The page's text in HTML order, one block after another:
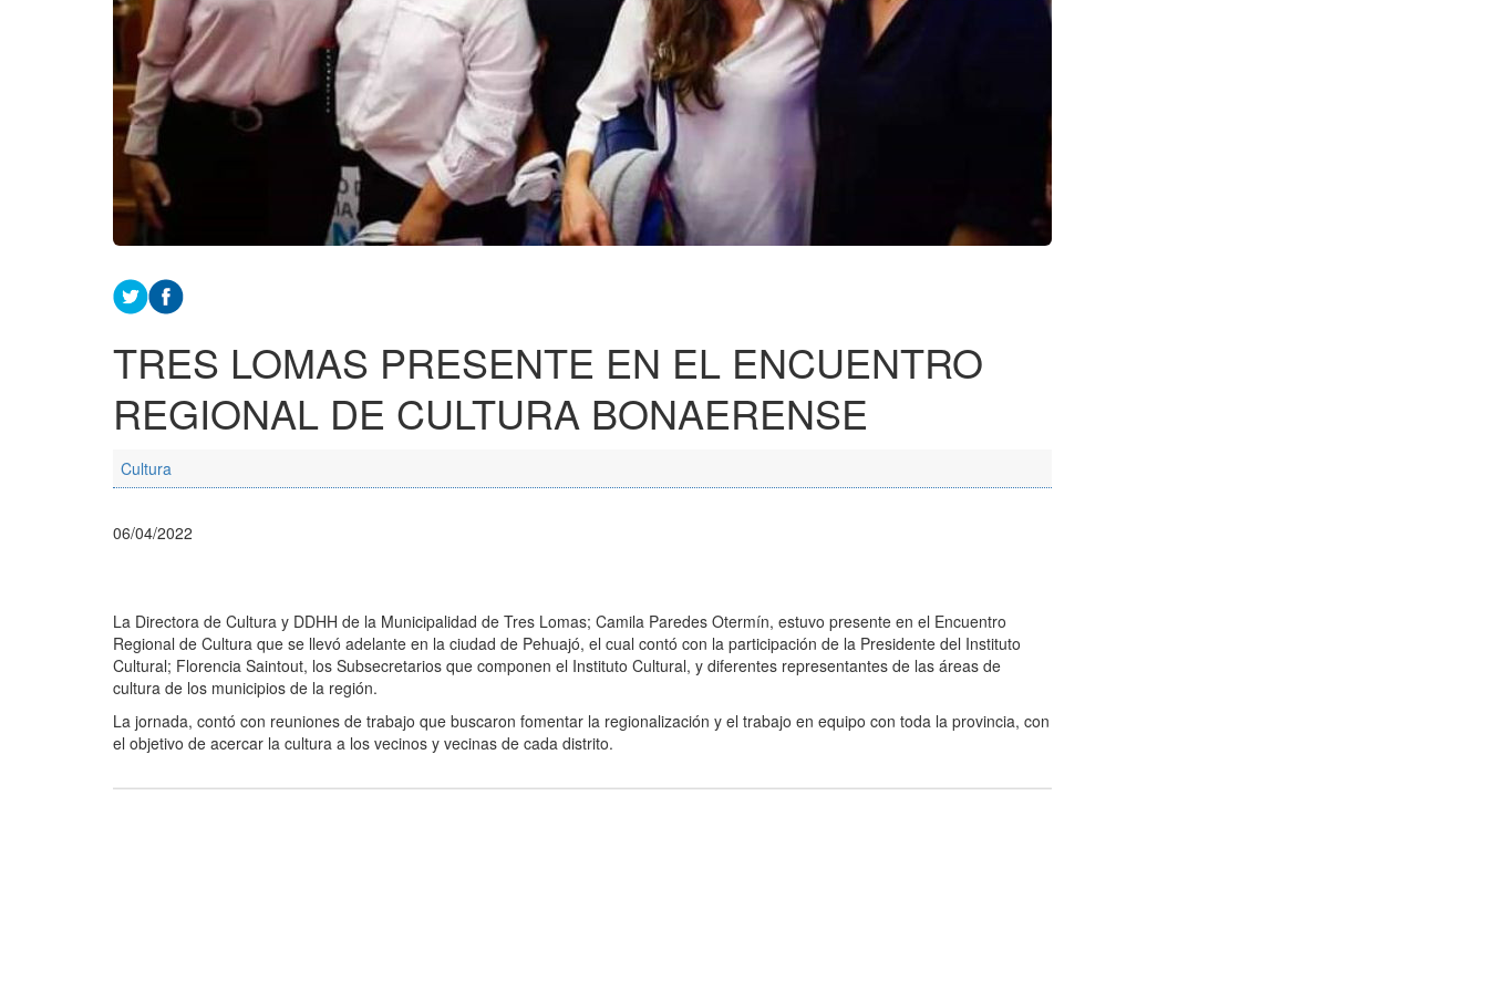
TRES LOMAS PRESENTE EN EL ENCUENTRO
REGIONAL DE CULTURA BONAERENSE
Cultura
06/04/2022
La Directora de Cultura y DDHH de la Municipalidad de Tres Lomas; Camila Paredes Otermín, estuvo presente en el Encuentro
Regional de Cultura que se llevó adelante en la ciudad de Pehuajó, el cual contó con la participación de la Presidente del Instituto
Cultural; Florencia Saintout, los Subsecretarios que componen el Instituto Cultural, y diferentes representantes de las áreas de
cultura de los municipios de la región.
La jornada, contó con reuniones de trabajo que buscaron fomentar la regionalización y el trabajo en equipo con toda la provincia, con
el objetivo de acercar la cultura a los vecinos y vecinas de cada distrito.